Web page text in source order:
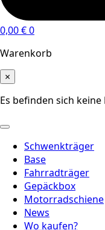
0,00€0
Warenkorb
×
Es befinden sich
Schwenkträger
Base
Fahrradträger
Gepäckbox
Motorradschiene
News
Wo kaufen?